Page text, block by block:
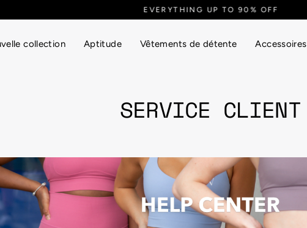
EVERYTHING UP TO 90% OFF
collection Aptitude Vêtements de détente Accessoires
SERVICE CLIENT